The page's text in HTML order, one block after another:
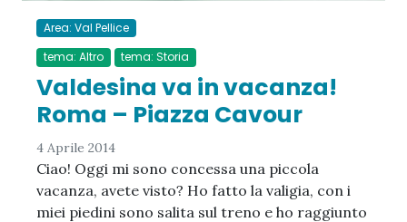
Area: Val Pellice
tema: Altro
tema: Storia
Valdesina va in vacanza!
Roma – Piazza Cavour
4 Aprile 2014
Ciao! Oggi mi sono concessa una piccola
vacanza, avete visto? Ho fatto la valigia, con i
miei piedini sono salita sul treno e ho raggiunto